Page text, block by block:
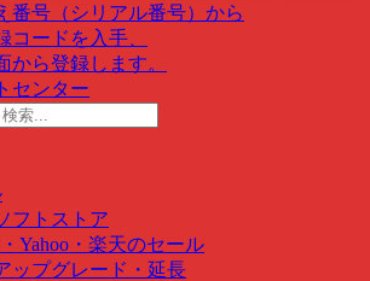
番号（シリアル番号）から
コードを入手、
から登録します。
センター
フトストア
Yahoo・楽天のセール
ップグレード・延長